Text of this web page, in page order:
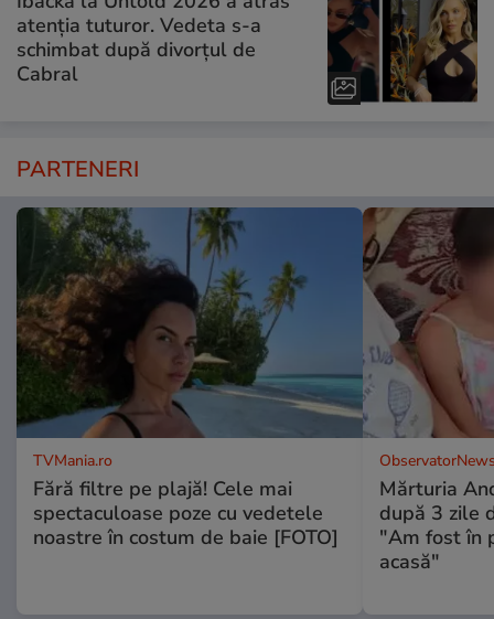
atenția tuturor. Vedeta s-a
schimbat după divorțul de
Cabral
PARTENERI
TVMania.ro
Fără filtre pe plajă! Cele mai
spectaculoase poze cu vedetele
noastre în costum de baie [FOTO]
Mărturia
după 3 zile
"Am fost în
acasă"